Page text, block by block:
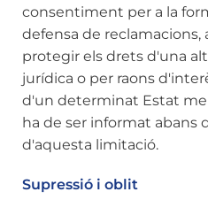
consentiment per a la
defensa de
protegir els drets d'una
jurídica o per raons
d'un determinat Estat
ha de ser informat abans
d'aquesta limitació.
Supressió i oblit